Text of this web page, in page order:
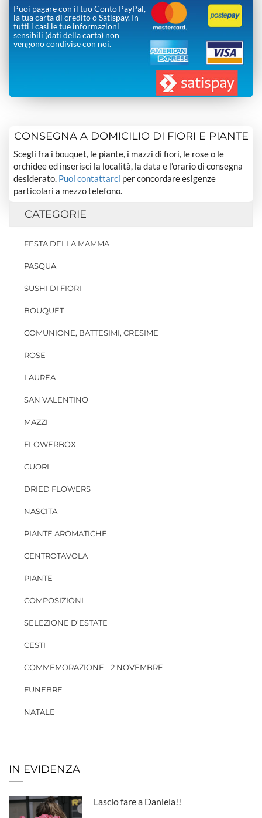
Puoi pagare con il tuo Conto PayPal,
la tua carta di credito o Satispay. In
tutti i casi le tue informazioni
sensibili (dati della carta) non
vengono condivise con noi.
CONSEGNA A DOMICILIO DI FIORI E PIANTE
Scegli fra i bouquet, le piante, i mazzi di fiori, le rose o le
orchidee ed inserisci la località, la data e l’orario di consegna
desiderato. Puoi contattarci per concordare esigenze
particolari a mezzo telefono.
CATEGORIE
FESTA DELLA MAMMA
PASQUA
SUSHI DI FIORI
BOUQUET
COMUNIONE, BATTESIMI, CRESIME
ROSE
LAUREA
SAN VALENTINO
MAZZI
FLOWERBOX
CUORI
DRIED FLOWERS
NASCITA
PIANTE AROMATICHE
CENTROTAVOLA
PIANTE
COMPOSIZIONI
SELEZIONE D'ESTATE
CESTI
COMMEMORAZIONE - 2 NOVEMBRE
FUNEBRE
NATALE
IN EVIDENZA
Lascio fare a Daniela!!